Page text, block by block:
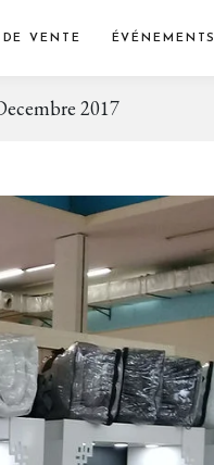
VENTE ÉVÉNEMENTS
2017